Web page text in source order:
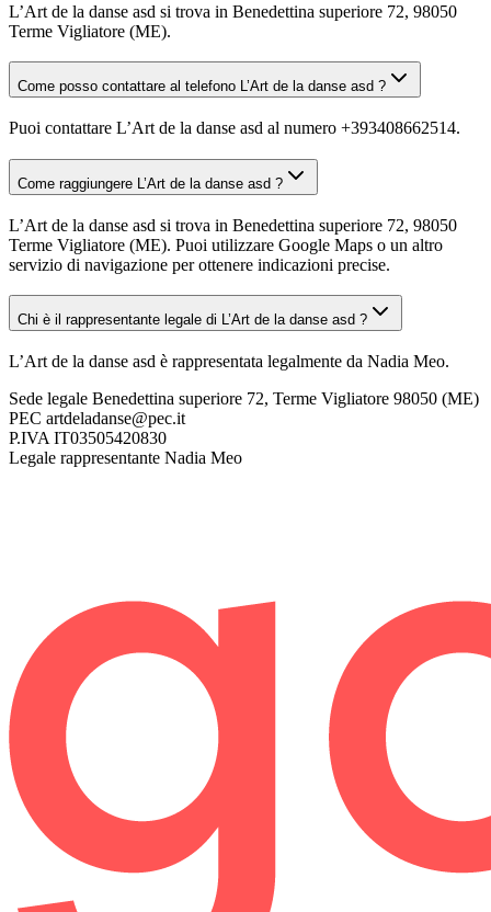
L’Art de la danse asd si trova in Benedettina superiore 72, 98050
Terme Vigliatore (ME).
Come posso contattare al telefono L’Art de la danse asd ?
Puoi contattare L’Art de la danse asd al numero +393408662514.
Come raggiungere L’Art de la danse asd ?
L’Art de la danse asd si trova in Benedettina superiore 72, 98050
Terme Vigliatore (ME). Puoi utilizzare Google Maps o un altro
servizio di navigazione per ottenere indicazioni precise.
Chi è il rappresentante legale di L’Art de la danse asd ?
L’Art de la danse asd è rappresentata legalmente da Nadia Meo.
Sede legale Benedettina superiore 72, Terme Vigliatore 98050 (ME)
PEC artdeladanse@pec.it
P.IVA IT03505420830
Legale rappresentante Nadia Meo